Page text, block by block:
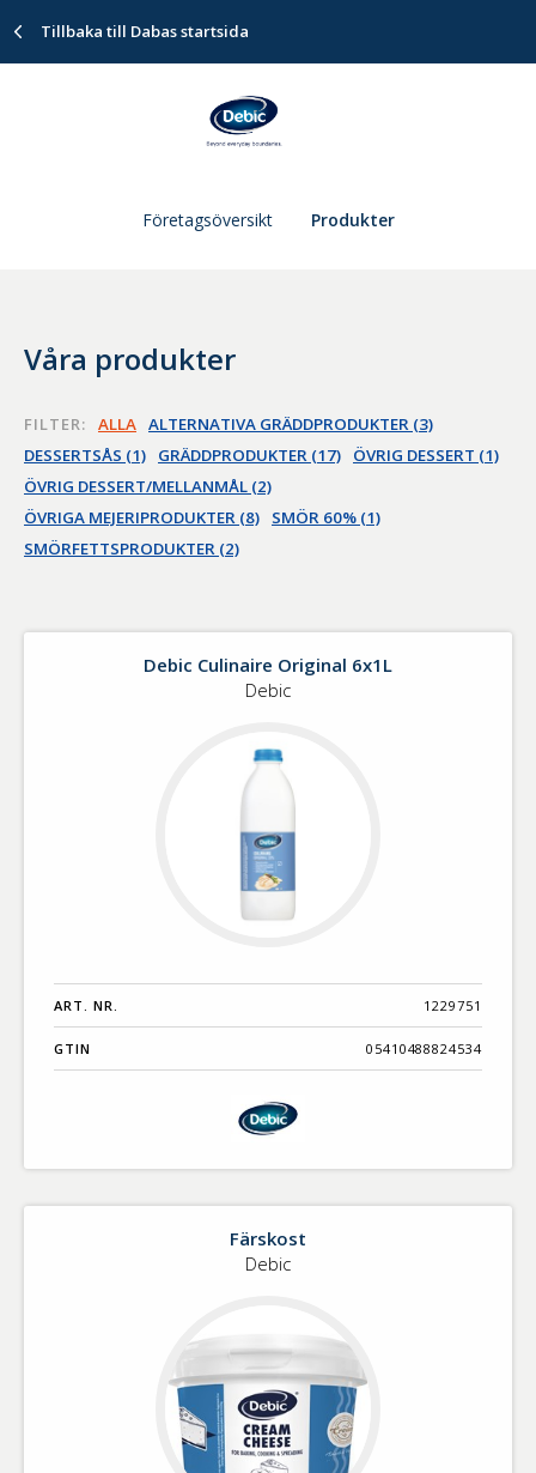
Tillbaka till Dabas startsida
Företagsöversikt Produkter
Våra produkter
FILTER: ALLA ALTERNATIVA GRÄDDPRODUKTER (3)
DESSERTSÅS (1)
GRÄDDPRODUKTER (17)
ÖVRIG DESSERT (1)
ÖVRIG DESSERT/MELLANMÅL (2)
ÖVRIGA MEJERIPRODUKTER (8)
SMÖR 60% (1)
SMÖRFETTSPRODUKTER (2)
Debic Culinaire Original 6x1L
Debic
ART. NR. 1229751
GTIN 05410488824534
Färskost
Debic